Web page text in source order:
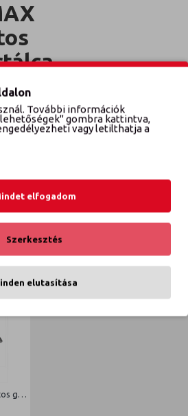
ETTŐL A GYÁRTÓTÓL
A KATEGÓRIÁBÓL
Ford C-max I méretpontos gumiszőnyeg garnitúra
További információk
gombra kattintva,
vagy letilthatja a
elfogadom
Szerkesztés
elutasítása